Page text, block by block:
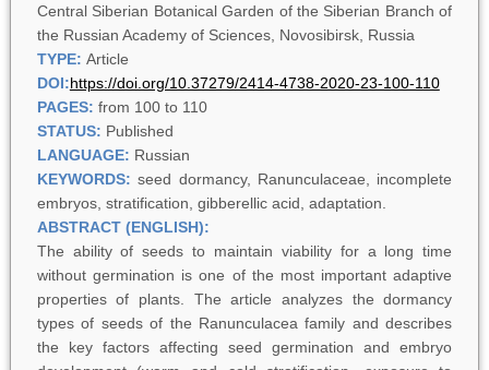
Central Siberian Botanical Garden of the Siberian Branch of
the Russian Academy of Sciences, Novosibirsk, Russia
TYPE: Article
DOI:https://doi.org/10.37279/2414-4738-2020-23-100-110
PAGES: from 100 to 110
STATUS: Published
LANGUAGE: Russian
KEYWORDS:seed dormancy, Ranunculaceae, incomplete
embryos, stratification, gibberellic acid, adaptation.
ABSTRACT (ENGLISH):
The ability of seeds to maintain viability for a long time
without germination is one of the most important adaptive
properties of plants. The article analyzes the dormancy
types of seeds of the Ranunculacea family and describes
the key factors affecting seed germination and embryo